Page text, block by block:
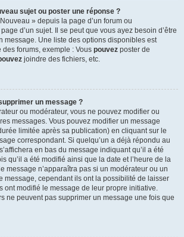
sujet ou poster une réponse ?
» depuis la page d’un forum ou
d’un sujet. Il se peut que vous ayez besoin d’être
message. Une liste des options disponibles est
forums, exemple : Vous pouvez poster de
joindre des fichiers, etc.
un message ?
ou modérateur, vous ne pouvez modifier ou
messages. Vous pouvez modifier un message
limitée après sa publication) en cliquant sur le
correspondant. Si quelqu’un a déjà répondu au
en bas du message indiquant qu’il a été
qu’il a été modifié ainsi que la date et l’heure de la
message n’apparaîtra pas si un modérateur ou un
message, cependant ils ont la possibilité de laisser
ont modifié le message de leur propre initiative.
ne peuvent pas supprimer un message une fois que